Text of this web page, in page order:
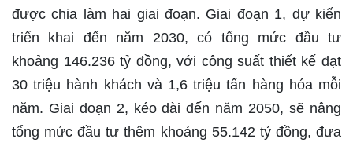
được chia làm hai giai đoạn. Giai đoạn 1, dự kiến
triển khai đến năm 2030, có tổng mức đầu tư
khoảng 146.236 tỷ đồng, với công suất thiết kế đạt
30 triệu hành khách và 1,6 triệu tấn hàng hóa mỗi
năm. Giai đoạn 2, kéo dài đến năm 2050, sẽ nâng
tổng mức đầu tư thêm khoảng 55.142 tỷ đồng, đưa